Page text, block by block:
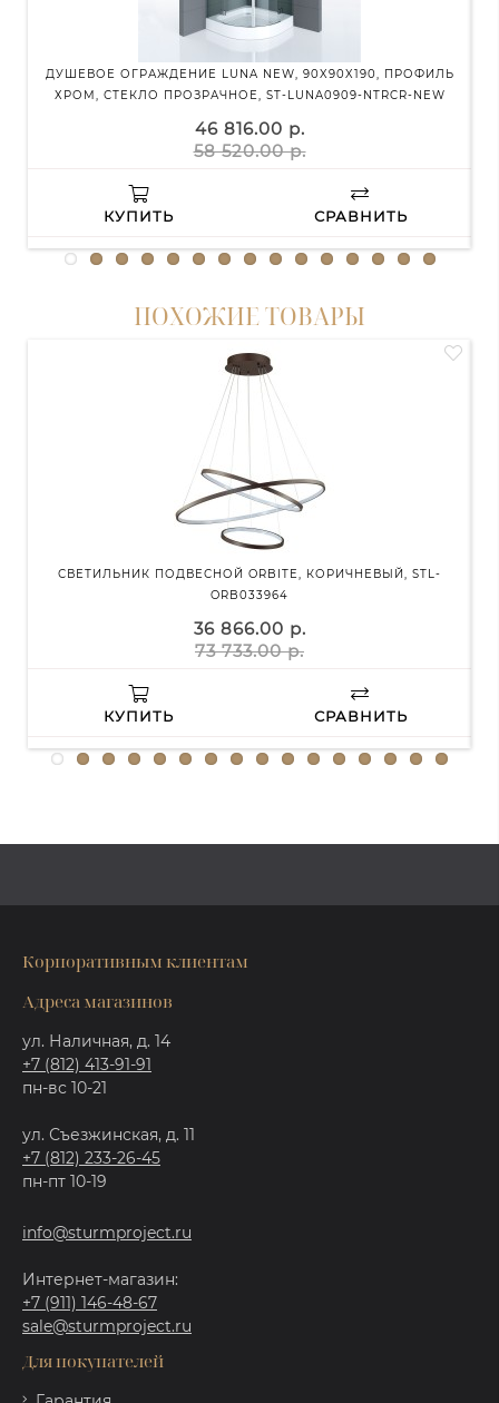
ДУШЕВОЕ ОГРАЖДЕНИЕ LUNA NEW, 90X90X190, ПРОФИЛЬ
ХРОМ, СТЕКЛО ПРОЗРАЧНОЕ, ST-LUNA0909-NTRCR-NEW
46 816.00 р.
58 520.00 р.
КУПИТЬ СРАВНИТЬ
ПОХОЖИЕ ТОВАРЫ
СВЕТИЛЬНИК ПОДВЕСНОЙ ORBITE, КОРИЧНЕВЫЙ, STL-
ORB033964
36 866.00 р.
73 733.00 р.
КУПИТЬ СРАВНИТЬ
Корпоративным клиентам
Адреса магазинов
ул. Наличная, д. 14
+7 (812) 413-91-91
пн-вс 10-21
ул. Съезжинская, д. 11
+7 (812) 233-26-45
пн-пт 10-19
info@sturmproject.ru
Интернет-магазин:
+7 (911) 146-48-67
sale@sturmproject.ru
Для покупателей